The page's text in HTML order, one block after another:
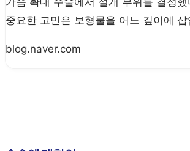
중요한 고민은 보형물을 어느 깊이에
blog.naver.com